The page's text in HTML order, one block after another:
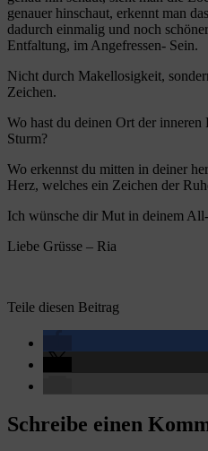
genauer hinschaut, erkennt man
dadurch einmalig und noch
Entfaltung, im Angefressen- Sein.
Nicht durch Makellosigkeit,
Zeichen.
Wo hast du deinen Ort der
Sturm?
Wo erkennst du mitten in deiner
Herz, welches ein Zeichen der
Ich wünsche dir Mut in deinem
Liebe Grüsse – Ria
Teile diesen Beitrag
Schreibe einen